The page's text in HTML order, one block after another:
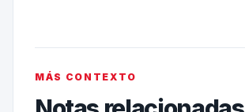
MÁS CONTEXTO